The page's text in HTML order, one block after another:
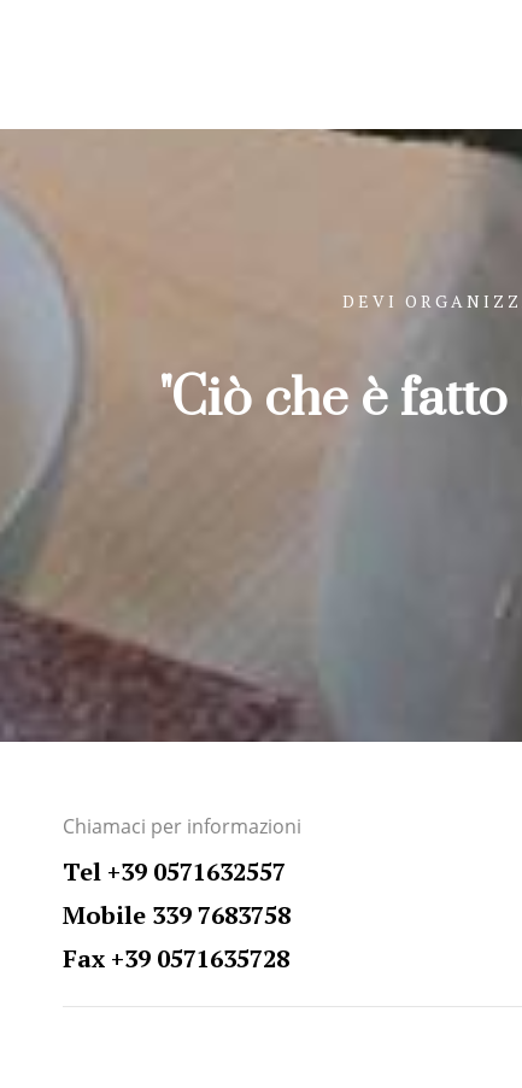
"Ciò che è
DEVI
Chiamaci per informazioni
Tel +39 0571632557
Mobile 339 7683758
Fax +39 0571635728